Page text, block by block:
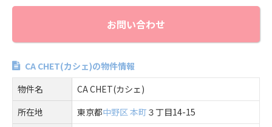
お問い合わせ
CA CHET(カシェ)の物件情報
物件名
CA CHET(カシェ)
所在地
東京都中野区本町 ３丁目14-15